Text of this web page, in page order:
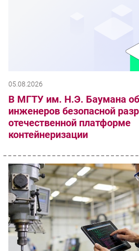
05.08.2026
В МГТУ им. Н.Э. Баумана
инженеров безопасной
отечественной платформе
контейнеризации